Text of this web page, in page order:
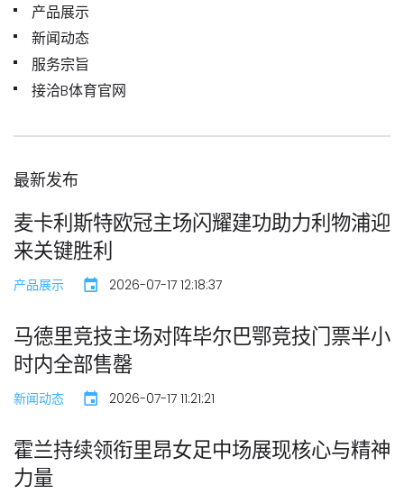
产品展示
新闻动态
服务宗旨
接洽B体育官网
最新发布
麦卡利斯特欧冠主场闪耀建功助力利物浦迎
来关键胜利
产品展示 2026-07-17 12:18:37
马德里竞技主场对阵毕尔巴鄂竞技门票半小
时内全部售罄
新闻动态 2026-07-17 11:21:21
霍兰持续领衔里昂女足中场展现核心与精神
力量